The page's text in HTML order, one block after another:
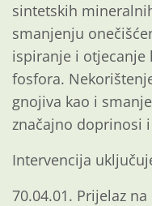
sintetskih
smanjenju
ispiranje i otjecanje
fosfora.
gnojiva kao i
značajno doprinosi
Intervencija
70.04.01. Prijelaz